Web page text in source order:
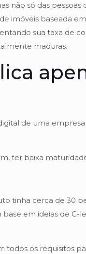
não só das pessoas
imóveis baseada
sua taxa de
maduras.
de uma
ter baixa
tinha cerca de 30
em ideias de C-
os requisitos